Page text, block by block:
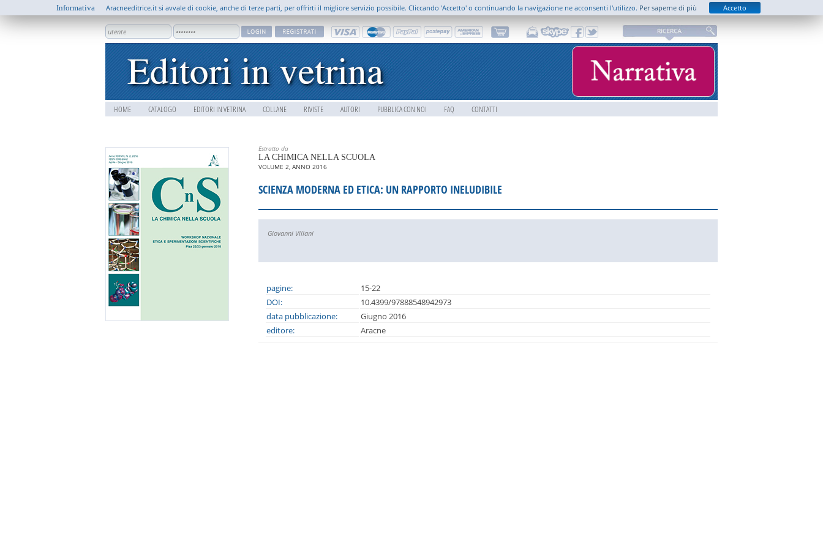
HOME CATALOGO EDITORI IN VETRINA COLLANE RIVISTE AUTORI PUBBLICA CON NOI FAQ CONTATTI
Informativa Aracneeditrice.it si avvale di cookie, anche di terze parti, per offrirti il migliore servizio possibile. Cliccando 'Accetto' o continuando la navigazione ne acconsenti l'utilizzo. Per saperne di più Accetto
Estratto da
LA CHIMICA NELLA SCUOLA
VOLUME 2, ANNO 2016
SCIENZA MODERNA ED ETICA: UN RAPPORTO INELUDIBILE
Giovanni Villani
pagine:
15-22
DOI:
10.4399/97888548942973
data pubblicazione:
Giugno 2016
editore:
Aracne